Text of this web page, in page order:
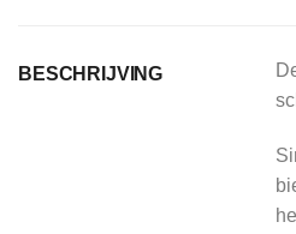
BESCHRIJVING